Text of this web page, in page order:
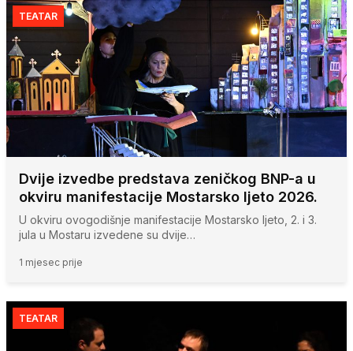
TEATAR
Dvije izvedbe predstava zeničkog BNP-a u
okviru manifestacije Mostarsko ljeto 2026.
U okviru ovogodišnje manifestacije Mostarsko ljeto, 2. i 3.
jula u Mostaru izvedene su dvije…
1 mjesec prije
TEATAR